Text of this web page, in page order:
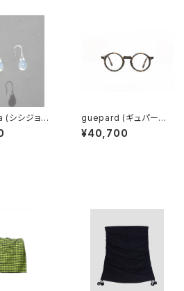
シシジョイ
Mini earrin
white)
guepard (ギュパール)
gp-11 ecaille (clear
lens) メガネ
¥40,700